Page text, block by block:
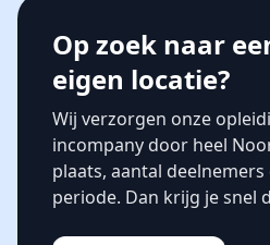
Op zoek naar
eigen locatie?
Wij verzorgen onze
incompany door heel
plaats, aantal
periode. Dan krijg je snel